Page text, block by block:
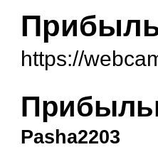
https://
Pasha2203